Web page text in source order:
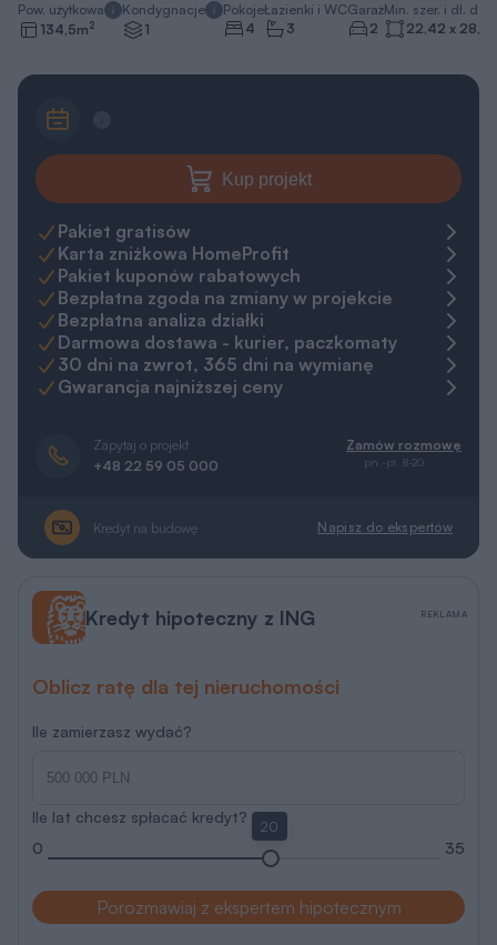
Pow. użytkowa
134,5m2
Kondygnacje
1
Pokoje
4
Łazienki i WC
3
Garaż
2
Min. szer. i dł.
22,42 x
Kup projekt
Pakiet gratisów
Karta zniżkowa HomeProfit
Pakiet kuponów rabatowych
Bezpłatna zgoda na zmiany w projekcie
Bezpłatna analiza działki
Darmowa dostawa - kurier, paczkomaty
30 dni na zwrot, 365 dni na wymianę
Gwarancja najniższej ceny
Zapytaj o projekt
+48 22 59 05 000
Zamów rozmowę
pn.-pt. 8-20
Kredyt na budowę Napisz do ekspertów
Kredyt hipoteczny z ING
Oblicz ratę dla tej nieruchomości
Ile zamierzasz wydać?
Ile lat chcesz spłacać kredyt?
0
20
35
Porozmawiaj z ekspertem hipotecznym
REKLAMA